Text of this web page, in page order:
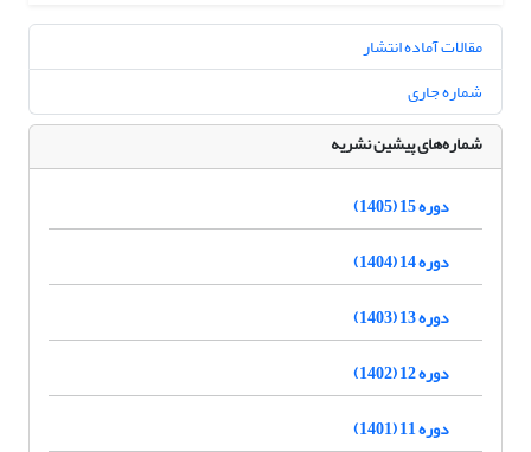
مقالات آماده انتشار
شماره جاری
شماره‌های پیشین نشریه
دوره 15 (1405)
دوره 14 (1404)
دوره 13 (1403)
دوره 12 (1402)
دوره 11 (1401)